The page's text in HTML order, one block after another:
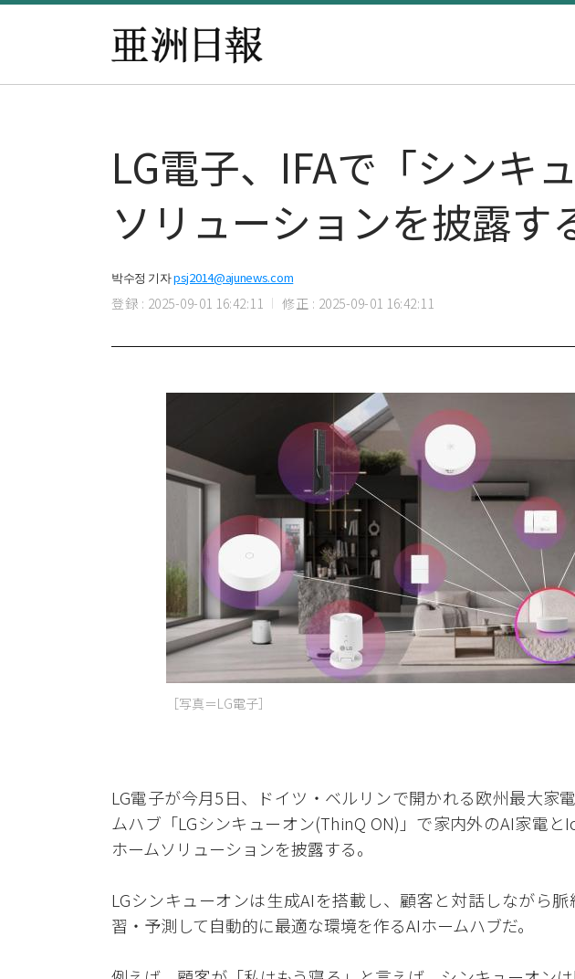
LG電子、IFAで「シンキ
ソリューションを披露す
박수정 기자psj2014@ajunews.com
登録 : 2025-09-01 16:42:11 修正 : 2025-09-01 16:42:11
［写真＝LG電子］
LG電子が今月5日、ドイツ・ベルリンで開かれる欧州最大家
ムハブ「LGシンキューオン(ThinQ ON)」で家内外のAI家電
ホームソリューションを披露する。
LGシンキューオンは生成AIを搭載し、顧客と対話しながら
習・予測して自動的に最適な環境を作るAIホームハブだ。